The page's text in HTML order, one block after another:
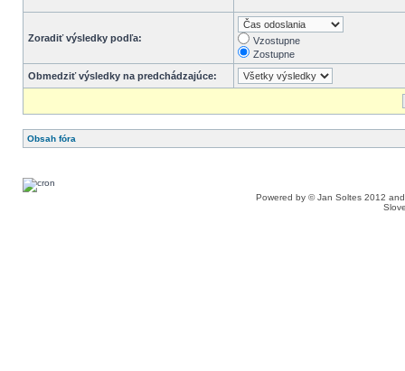
Zoradiť výsledky podľa:
Vzostupne
Zostupne
Obmedziť výsledky na predchádzajúce:
Obsah fóra
Powered by © Jan Soltes 2012